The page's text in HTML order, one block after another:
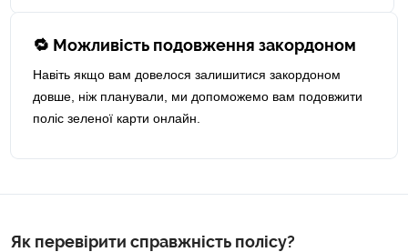
🔁 Можливість подовження закордоном
Навіть якщо вам довелося залишитися закордоном
довше, ніж планували, ми допоможемо вам подовжити
поліс зеленої карти онлайн.
Як перевірити справжність полісу?